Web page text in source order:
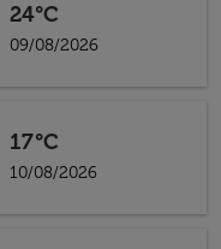
24°C
09/08/2026
17°C
10/08/2026